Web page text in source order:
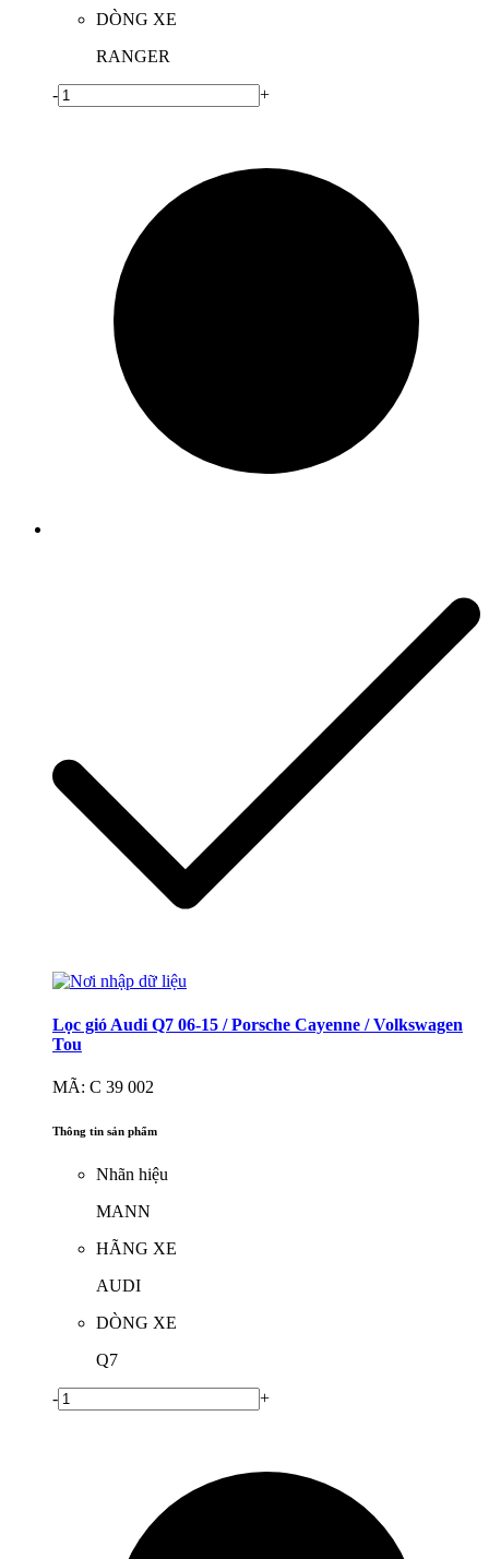
DÒNG XE
RANGER
- +
Lọc gió Audi Q7 06-15 / Porsche Cayenne / Volkswagen
Tou
MÃ: C 39 002
Thông tin sản phẩm
Nhãn hiệu
MANN
HÃNG XE
AUDI
DÒNG XE
Q7
- +